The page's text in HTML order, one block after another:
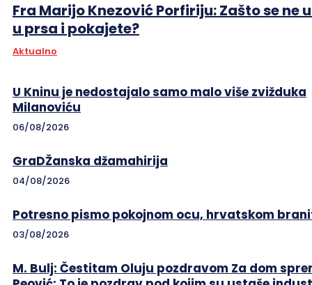
Fra Marijo Knezović Porfiriju: Zašto se ne
u prsa i pokajete?
Aktualno
U Kninu je nedostajalo samo malo više zvižduka
Milanoviću
06/08/2026
GraDŽanska džamahirija
04/08/2026
Potresno pismo pokojnom ocu, hrvatskom
03/08/2026
M. Bulj: Čestitam Oluju pozdravom Za dom